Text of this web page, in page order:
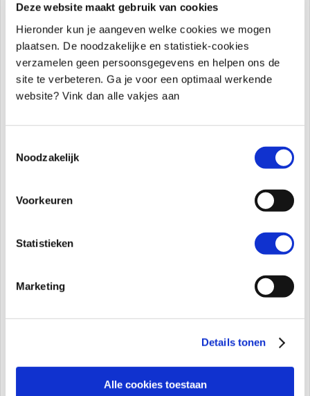
Deze website maakt gebruik van cookies
Hieronder kun je aangeven welke cookies we mogen
plaatsen. De noodzakelijke en statistiek-cookies
verzamelen geen persoonsgegevens en helpen ons de
site te verbeteren. Ga je voor een optimaal werkende
website? Vink dan alle vakjes aan
Noodzakelijk
Voorkeuren
Statistieken
Marketing
Details tonen
Alle cookies toestaan
zonder strijd stellen — kinderpsycholoog
Sander legt uit waarom uitleggen averechts
werkt en hoe je stevig én liefdevol blijft vanuit
regie.
Focus zoekwoord:grenzen zonder strijd
kinderen, opvoeden vanuit regie, kind escaleert
moeras model
Interne links:
→ Artikel 2: Waarom jouw draakje uitbarst
→ Webinar Minder Boos, Meer
→ Lidmaatschap Gelukkige Kinderen,
Aanbevolen categorie:Opvoeding | Grenzen |
Regie | Boosheid Aanbevolen tags: